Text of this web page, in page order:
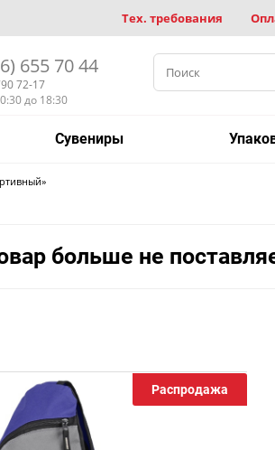
Тех. требования
655 70 44
72-17
до 18:30
Сувениры
больше не
Распродажа